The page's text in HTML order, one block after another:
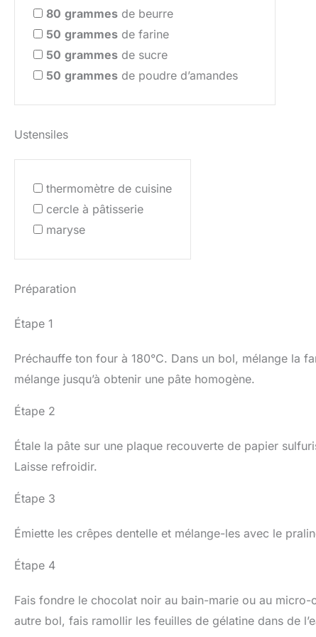
80 grammes de beurre
50 grammes de farine
50 grammes de sucre
50 grammes de poudre d’amandes
Ustensiles
thermomètre de cuisine
cercle à pâtisserie
maryse
Préparation
Étape 1
Préchauffe ton four à 180°C. Dans un bol, mélange la
mélange jusqu’à obtenir une pâte homogène.
Étape 2
Étale la pâte sur une plaque recouverte de papier
Laisse refroidir.
Étape 3
Émiette les crêpes dentelle et mélange-les avec le
Étape 4
Fais fondre le chocolat noir au bain-marie ou au
autre bol, fais ramollir les feuilles de gélatine dans de